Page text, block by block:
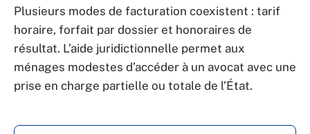
Plusieurs modes de facturation coexistent : tarif
horaire, forfait par dossier et honoraires de
résultat. L’aide juridictionnelle permet aux
ménages modestes d’accéder à un avocat avec une
prise en charge partielle ou totale de l’État.